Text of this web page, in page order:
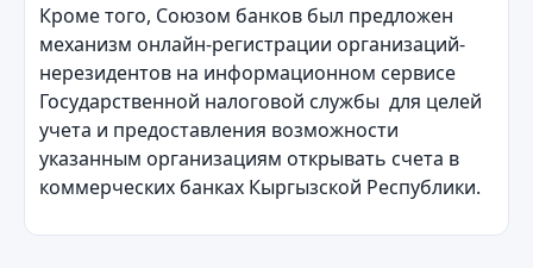
Кроме того, Союзом банков был предложен
механизм онлайн-регистрации организаций-
нерезидентов на информационном сервисе
Государственной налоговой службы для целей
учета и предоставления возможности
указанным организациям открывать счета в
коммерческих банках Кыргызской Республики.